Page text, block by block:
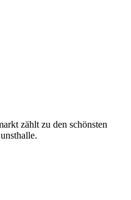
zählt zu den schönsten